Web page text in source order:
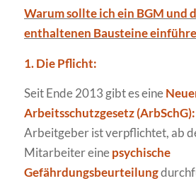
Warum sollte ich ein BGM und
enthaltenen Bausteine
1. Die Pflicht:
Seit Ende 2013 gibt es eine
Arbeitsschutzgesetz (ArbSchG):
Arbeitgeber ist verpflichtet, ab
Mitarbeiter einepsychische
Gefährdungsbeurteilung